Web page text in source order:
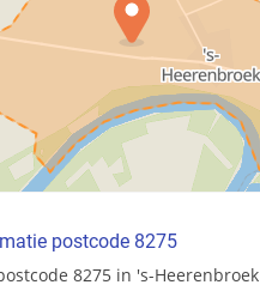
postcode 8275
8275 in 's-Heerenbroek